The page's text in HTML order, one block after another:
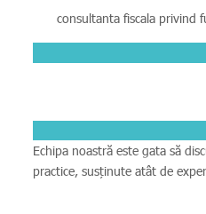
consultanta fiscala privind
Echipa noastră este gata să
practice, susținute atât de